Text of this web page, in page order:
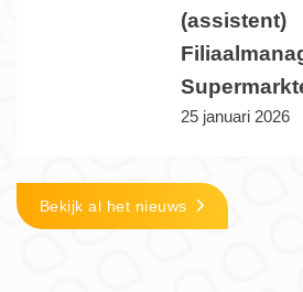
(assistent)
25 januari 2026
Bekijk al het nieuws